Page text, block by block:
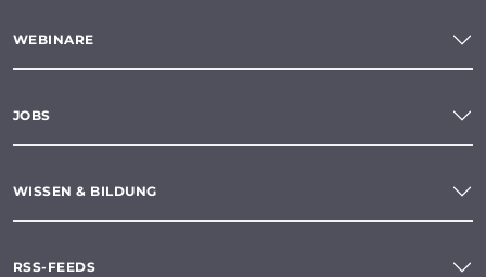
WEBINARE
JOBS
WISSEN & BILDUNG
RSS-FEEDS